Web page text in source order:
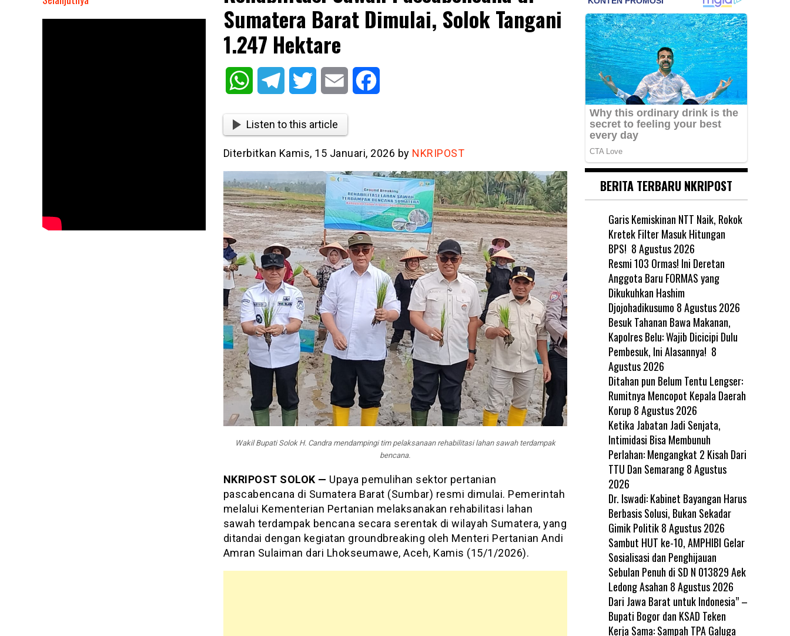
Sumatera Barat Dimulai, Solok Tangani
1.247 Hektare
WhatsAppTelegram Twitter Email
Listen to this article
Diterbitkan Kamis, 15 Januari, 2026 by NKRIPOST
Wakil Bupati Solok H. Candra mendampingi tim pelaksanaan rehabilitasi lahan sawah terdampak
bencana.
NKRIPOST SOLOK — Upaya pemulihan sektor pertanian
pascabencana di Sumatera Barat (Sumbar) resmi dimulai. Pemerintah
melalui Kementerian Pertanian melaksanakan rehabilitasi lahan
sawah terdampak bencana secara serentak di wilayah Sumatera, yang
ditandai dengan kegiatan groundbreaking oleh Menteri Pertanian Andi
Amran Sulaiman dari Lhokseumawe, Aceh, Kamis (15/1/2026).
BERITA TERBARU NKRIPOST
Garis Kemiskinan NTT Naik, Rokok
Kretek Filter Masuk Hitungan
BPS! 8 Agustus 2026
Resmi 103 Ormas! Ini Deretan
Anggota Baru FORMAS yang
Dikukuhkan Hashim
Djojohadikusumo 8 Agustus 2026
Besuk Tahanan Bawa Makanan,
Kapolres Belu: Wajib Dicicipi Dulu
Pembesuk, Ini Alasannya! 8
Agustus 2026
Ditahan pun Belum Tentu Lengser:
Rumitnya Mencopot Kepala Daerah
Korup 8 Agustus 2026
Ketika Jabatan Jadi Senjata,
Intimidasi Bisa Membunuh
Perlahan: Mengangkat 2 Kisah Dari
TTU Dan Semarang 8 Agustus
2026
Dr. Iswadi: Kabinet Bayangan Harus
Berbasis Solusi, Bukan Sekadar
Gimik Politik 8 Agustus 2026
Sambut HUT ke-10, AMPHIBI Gelar
Sosialisasi dan Penghijauan
Sebulan Penuh di SD N 013829 Aek
Ledong Asahan 8 Agustus 2026
Dari Jawa Barat untuk Indonesia” –
Bupati Bogor dan KSAD Teken
Kerja Sama: Sampah TPA Galuga